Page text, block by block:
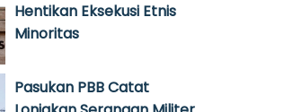
Hentikan Eksekusi Etnis
Minoritas
Pasukan PBB Catat